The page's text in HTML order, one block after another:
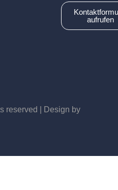
aufrufen
reserved | Design by